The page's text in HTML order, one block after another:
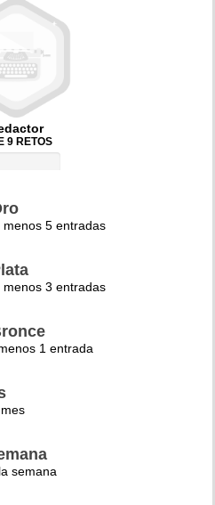
9 RETOS
menos 5 entradas
menos 3 entradas
1 entrada
semana